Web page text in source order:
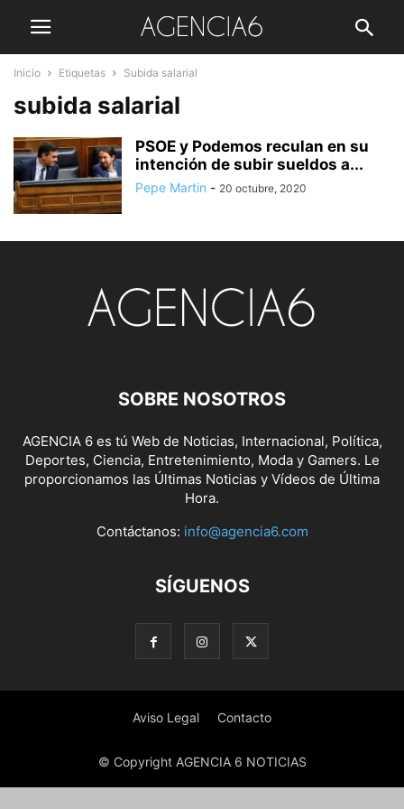
Inicio Etiquetas Subida salarial
subida salarial
PSOE y Podemos reculan en su
intención de subir sueldos a...
Pepe Martin - 20 octubre, 2020
SOBRE NOSOTROS
AGENCIA 6 es tú Web de Noticias, Internacional, Política,
Deportes, Ciencia, Entretenimiento, Moda y Gamers. Le
proporcionamos las Últimas Noticias y Vídeos de Última
Hora.
Contáctanos: info@agencia6.com
SÍGUENOS
Aviso Legal Contacto
© Copyright AGENCIA 6 NOTICIAS